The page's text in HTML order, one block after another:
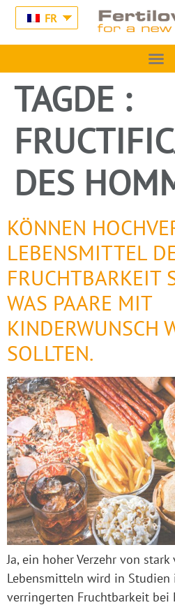
FR
TAGDE :
DES
KÖNNEN
LEBENSMITTEL
FRUCHTBARKEIT
WAS PAARE MIT
KINDERWUNSCH
SOLLTEN.
Ja, ein hoher Verzehr von
Lebensmitteln wird in
verringerten Fruchtbarkeit bei